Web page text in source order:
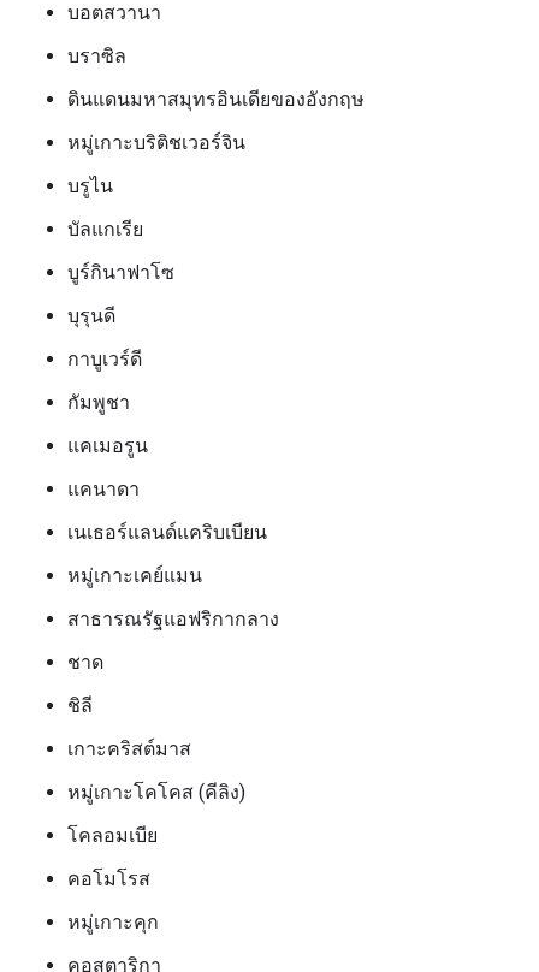
บอตสวานา
บราซิล
ดินแดนมหาสมุทรอินเดียของอังกฤษ
หมู่เกาะบริติชเวอร์จิน
บรูไน
บัลแกเรีย
บูร์กินาฟาโซ
บุรุนดี
กาบูเวร์ดี
กัมพูชา
แคเมอรูน
แคนาดา
เนเธอร์แลนด์แคริบเบียน
หมู่เกาะเคย์แมน
สาธารณรัฐแอฟริกากลาง
ชาด
ชิลี
เกาะคริสต์มาส
หมู่เกาะโคโคส (คีลิง)
โคลอมเบีย
คอโมโรส
หมู่เกาะคุก
คอสตาริกา